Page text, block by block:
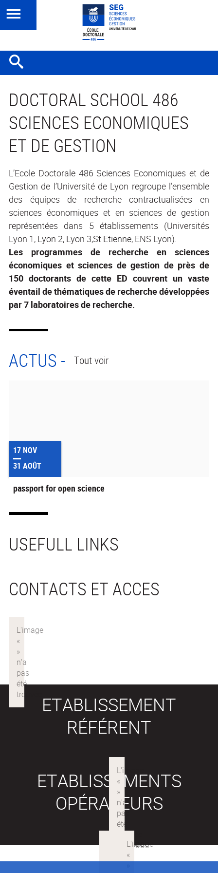
DOCTORAL SCHOOL 486
SCIENCES ECONOMIQUES
ET DE GESTION
L’Ecole Doctorale 486 Sciences Economiques et de
Gestion de l’Université de Lyon regroupe l’ensemble
des équipes de recherche contractualisées en
sciences économiques et en sciences de gestion
représentées dans 5 établissements (Universités
Lyon 1, Lyon 2, Lyon 3,St Etienne, ENS Lyon).
Les programmes de recherche en sciences
économiques et sciences de gestion de près de
150 doctorants de cette ED couvrent un vaste
éventail de thématiques de recherche développées
par 7 laboratoires de recherche.
ACTUS - Tout voir
17 NOV
31 AOÛT
passport for open science
USEFULL LINKS
CONTACTS ET ACCES
ETABLISSEMENT
RÉFÉRENT
ETABLISSEMENTS
OPÉRATEURS